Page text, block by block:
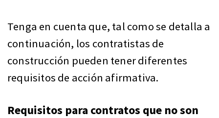
Tenga en cuenta que, tal como se detalla a
continuación, los contratistas de
construcción pueden tener diferentes
requisitos de acción afirmativa.
Requisitos para contratos que no son